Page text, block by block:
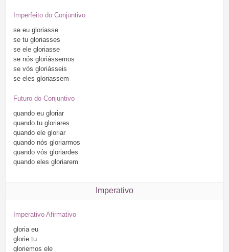
Imperfeito do Conjuntivo
se eu gloriasse
se tu gloriasses
se ele gloriasse
se nós gloriássemos
se vós gloriásseis
se eles gloriassem
Futuro do Conjuntivo
quando eu gloriar
quando tu gloriares
quando ele gloriar
quando nós gloriarmos
quando vós gloriardes
quando eles gloriarem
Imperativo
Imperativo Afirmativo
gloria eu
glorie tu
gloriemos ele